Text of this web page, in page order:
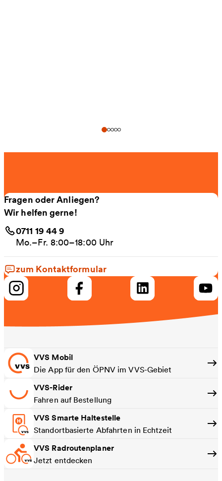
Fragen oder Anliegen?
Wir helfen gerne!
0711 19 44 9
Mo.–Fr. 8:00–18:00 Uhr
zum Kontaktformular
VVS Mobil
Die App für den ÖPNV im VVS-Gebiet
VVS-Rider
Fahren auf Bestellung
VVS Smarte Haltestelle
Standortbasierte Abfahrten in Echtzeit
VVS Radroutenplaner
Jetzt entdecken